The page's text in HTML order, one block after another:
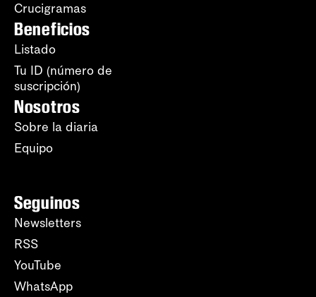
Crucigramas
Beneficios
Listado
Tu ID (número de
suscripción)
Nosotros
Sobre la diaria
Equipo
Seguinos
Newsletters
RSS
YouTube
WhatsApp